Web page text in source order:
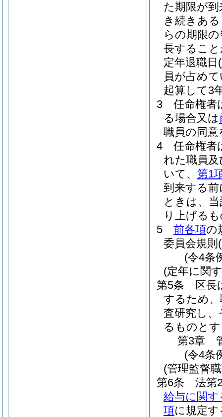
た期限が
き続きあ
らの期限
長するこ
定年退職日 (
員が占め
起算して3
3
任命権者
る場合又は
職員の同
4
任命権者
れた職員及
いて、 第1
到来する前
ときは、
り上げる
5
前各項の
委員会規則
(令4条
(定年に関
第5条
区長
するため
査研究し
るものと
第3章
(令4条
(管理監督
第6条
法第
給与に関す
項に規定